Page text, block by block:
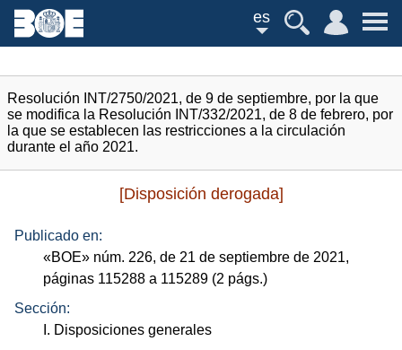
es
Resolución INT/2750/2021, de 9 de septiembre, por la que
se modifica la Resolución INT/332/2021, de 8 de febrero, por
la que se establecen las restricciones a la circulación
durante el año 2021.
[Disposición derogada]
Publicado en:
«BOE» núm. 226, de 21 de septiembre de 2021,
páginas 115288 a 115289 (2 págs.)
Sección:
I. Disposiciones generales